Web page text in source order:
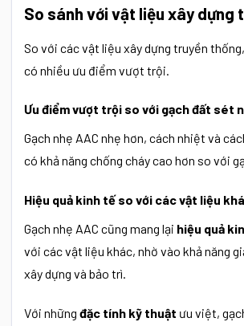
So sánh với vật liệu xây dựng
So với các vật liệu xây dựng truyền
có nhiều ưu điểm vượt trội.
Ưu điểm vượt trội so với gạch đất sét
Gạch nhẹ AAC nhẹ hơn, cách nhiệt và
có khả năng chống cháy cao hơn so với
Hiệu quả kinh tế so với các vật liệu
Gạch nhẹ AAC cũng mang lại hiệu quả
với các vật liệu khác, nhờ vào khả năng
xây dựng và bảo trì.
Với những đặc tính kỹ thuật ưu việt,